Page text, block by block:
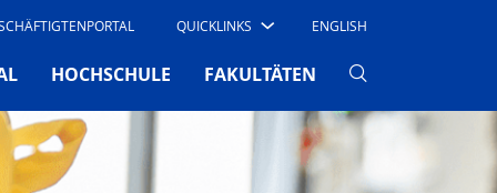
QUICKLINKS ENGLISH
HOCHSCHULE FAKULTÄTEN